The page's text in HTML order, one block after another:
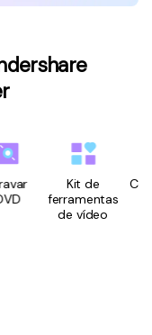
Kit de
ferramentas
de vídeo